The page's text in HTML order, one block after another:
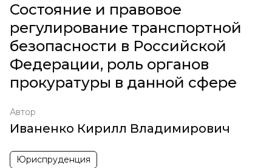
Состояние и правовое
регулирование транспортной
безопасности в Российской
Федерации, роль органов
прокуратуры в данной сфере
Автор
Иваненко Кирилл Владимирович
Юриспруденция